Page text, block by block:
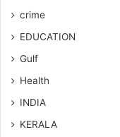
crime
EDUCATION
Gulf
Health
INDIA
KERALA